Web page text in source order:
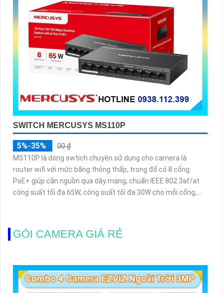
SWITCH MERCUSYS MS110P
5%-35%
00 ₫
MS110P là dóng swtich chuyên sử dụng cho camera là
router wifi với mức băng thông thấp, trong đố có 8 cổng
PoE+ giúp cần nguồn qua dây mạng, chuẩn IEEE 802.3af/at
công suất tối đa 65W, công suất tối đa 30W cho mỗi cổng,
GÓI CAMERA GIÁ RẺ